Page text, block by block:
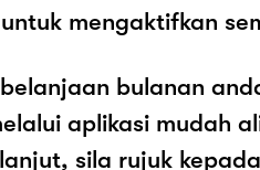
mengaktifkan
bulanan
aplikasi mudah
sila rujuk